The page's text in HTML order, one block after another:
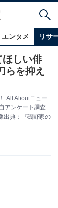
エンタメ リサ
ほしい俳
らを抑え
All Aboutニュー
アンケート調査
出典：『磯野家の